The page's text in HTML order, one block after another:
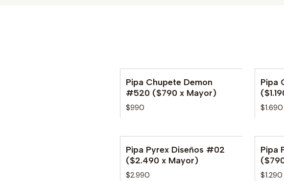
No disponible
Pipa Chupete Demon
#520 ($790 x Mayor)
$990
No
Pipa
$1.690
Pipa Pyrex Diseños #02
($2.490 x Mayor)
$2.990
Pipa
$1.290